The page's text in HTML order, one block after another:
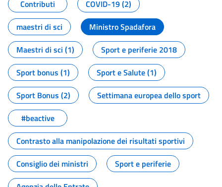
Contributi
COVID-19 (2)
maestri di sci
Ministro Spadafora
Maestri di sci (1)
Sport e periferie 2018
Sport bonus (1)
Sport e Salute (1)
Sport Bonus (2)
Settimana europea dello sport
#beactive
Contrasto alla manipolazione dei risultati sportivi
Consiglio dei ministri
Sport e periferie